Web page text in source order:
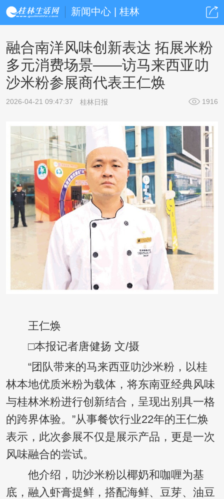
新闻中心 | 桂林
融合南洋风味创新表达 拓展米粉
多元消费场景——访马来西亚叻
沙米粉参展商代表王仁焕
2026-04-21 09:47:37 桂林日报 1916
王仁焕
□本报记者唐健扬 文/摄
“团队带来的马来西亚叻沙米粉，以桂
林本地优质米粉为载体，将东南亚经典风味
与桂林米粉进行创新结合，呈现出别具一格
的跨界体验。”从事餐饮行业22年的王仁焕
表示，此次参展不仅是展示产品，更是一次
风味融合的尝试。
他介绍，叻沙米粉以椰奶和咖喱为基
底，融入虾膏提鲜，搭配海鲜、豆芽、油豆